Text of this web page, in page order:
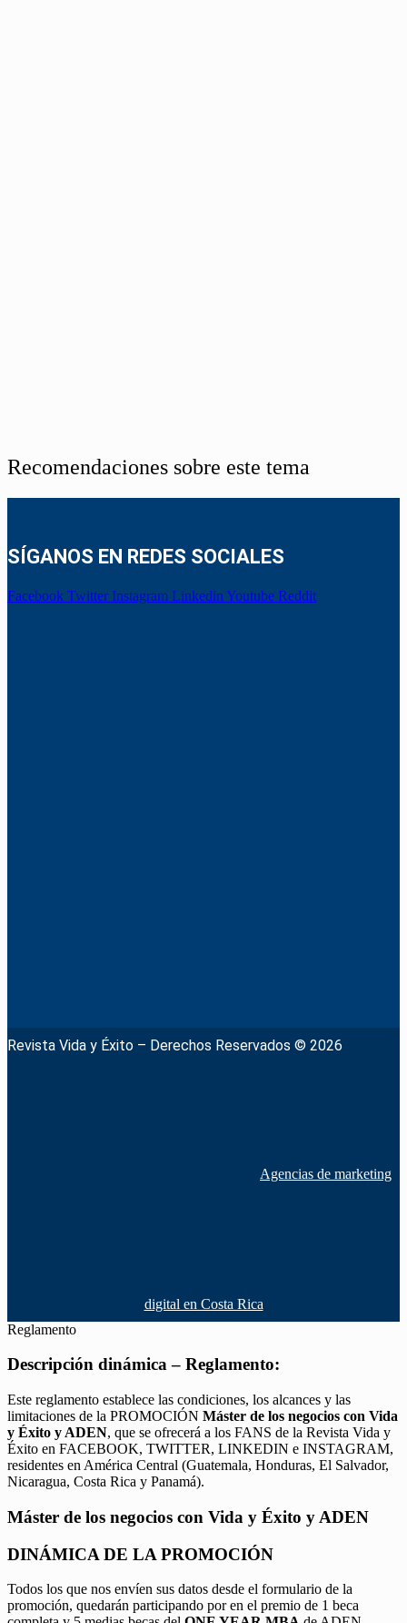
Recomendaciones sobre este tema
SÍGANOS EN REDES SOCIALES
Facebook Twitter Instagram Linkedin Youtube Reddit
Revista Vida y Éxito – Derechos Reservados © 2026
Agencias de marketing
digital en Costa Rica
Reglamento
Descripción dinámica – Reglamento:
Este reglamento establece las condiciones, los alcances y las
limitaciones de la PROMOCIÓN Máster de los negocios con Vida
y Éxito y ADEN, que se ofrecerá a los FANS de la Revista Vida y
Éxito en FACEBOOK, TWITTER, LINKEDIN e INSTAGRAM,
residentes en América Central (Guatemala, Honduras, El Salvador,
Nicaragua, Costa Rica y Panamá).
Máster de los negocios con Vida y Éxito y ADEN
DINÁMICA DE LA PROMOCIÓN
Todos los que nos envíen sus datos desde el formulario de la
promoción, quedarán participando por en el premio de 1 beca